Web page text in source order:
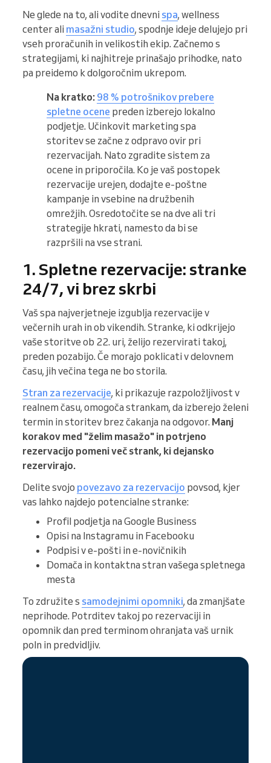
Ne glede na to, ali vodite dnevni spa, wellness
center ali masažni studio, spodnje ideje delujejo pri
vseh proračunih in velikostih ekip. Začnemo s
strategijami, ki najhitreje prinašajo prihodke, nato
pa preidemo k dolgoročnim ukrepom.
Na kratko: 98 % potrošnikov prebere
spletne ocene preden izberejo lokalno
podjetje. Učinkovit marketing spa
storitev se začne z odpravo ovir pri
rezervacijah. Nato zgradite sistem za
ocene in priporočila. Ko je vaš postopek
rezervacije urejen, dodajte e-poštne
kampanje in vsebine na družbenih
omrežjih. Osredotočite se na dve ali tri
strategije hkrati, namesto da bi se
razpršili na vse strani.
1. Spletne rezervacije: stranke
24/7, vi brez skrbi
Vaš spa najverjetneje izgublja rezervacije v
večernih urah in ob vikendih. Stranke, ki odkrijejo
vaše storitve ob 22. uri, želijo rezervirati takoj,
preden pozabijo. Če morajo poklicati v delovnem
času, jih večina tega ne bo storila.
Stran za rezervacije, ki prikazuje razpoložljivost v
realnem času, omogoča strankam, da izberejo želeni
termin in storitev brez čakanja na odgovor. Manj
korakov med "želim masažo" in potrjeno
rezervacijo pomeni več strank, ki dejansko
rezervirajo.
Delite svojo povezavo za rezervacijo povsod, kjer
vas lahko najdejo potencialne stranke:
Profil podjetja na Google Business
Opisi na Instagramu in Facebooku
Podpisi v e-pošti in e-novičnikih
Domača in kontaktna stran vašega spletnega
mesta
To združite s samodejnimi opomniki, da zmanjšate
neprihode. Potrditev takoj po rezervaciji in
opomnik dan pred terminom ohranjata vaš urnik
poln in predvidljiv.